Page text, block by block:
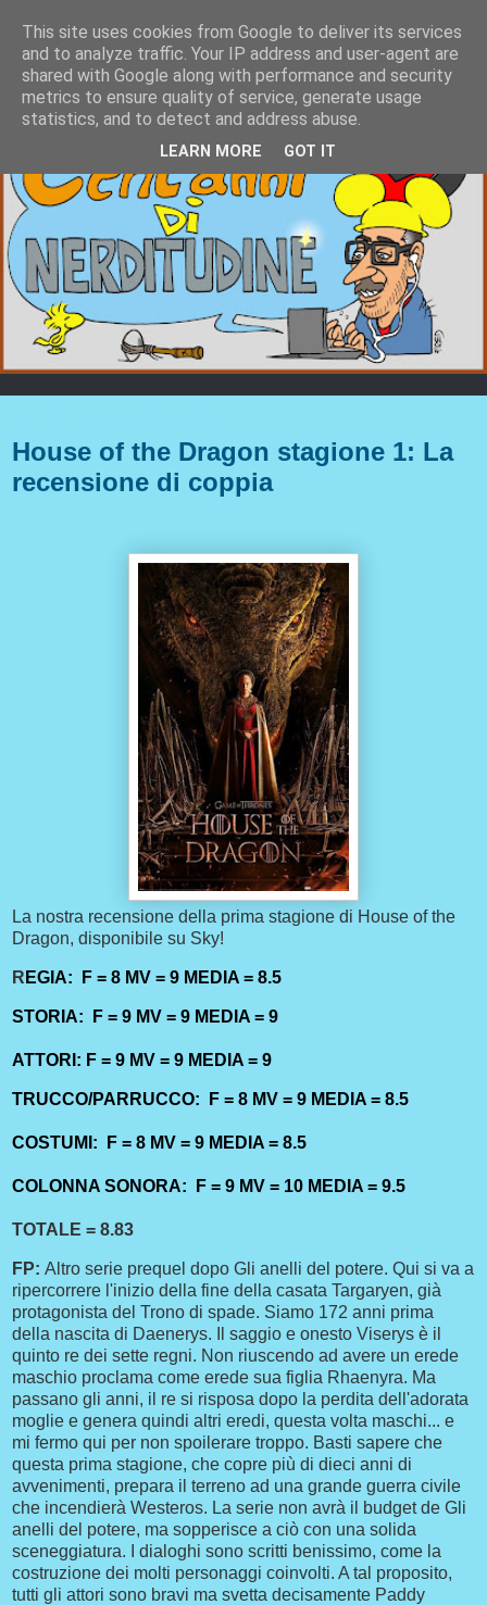
House of the Dragon stagione 1: La
recensione di coppia
La nostra recensione della prima stagione di House of the
Dragon, disponibile su Sky!
R EGIA: F = 8 MV = 9 MEDIA = 8.5
STORIA: F = 9 MV = 9 MEDIA = 9
ATTORI: F = 9 MV = 9 MEDIA = 9
TRUCCO/PARRUCCO: F = 8 MV = 9 MEDIA = 8.5
COSTUMI: F = 8 MV = 9 MEDIA = 8.5
COLONNA SONORA: F = 9 MV = 10 MEDIA = 9.5
TOTALE = 8.83
FP: Altro serie prequel dopo Gli anelli del potere. Qui si va a
ripercorrere l'inizio della fine della casata Targaryen, già
protagonista del Trono di spade. Siamo 172 anni prima
della nascita di Daenerys. Il saggio e onesto Viserys è il
quinto re dei sette regni. Non riuscendo ad avere un erede
maschio proclama come erede sua figlia Rhaenyra. Ma
passano gli anni, il re si risposa dopo la perdita dell'adorata
moglie e genera quindi altri eredi, questa volta maschi... e
mi fermo qui per non spoilerare troppo. Basti sapere che
questa prima stagione, che copre più di dieci anni di
avvenimenti, prepara il terreno ad una grande guerra civile
che incendierà Westeros. La serie non avrà il budget de Gli
anelli del potere, ma sopperisce a ciò con una solida
sceneggiatura. I dialoghi sono scritti benissimo, come la
costruzione dei molti personaggi coinvolti. A tal proposito,
tutti gli attori sono bravi ma svetta decisamente Paddy
This site uses cookies from Google to deliver its services
and to analyze traffic. Your IP address and user-agent are
shared with Google along with performance and security
metrics to ensure quality of service, generate usage
statistics, and to detect and address abuse.
LEARN MORE GOT IT